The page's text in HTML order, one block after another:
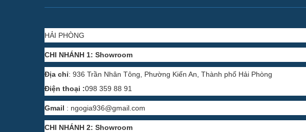
HẢI PHÒNG
CHI NHÁNH 1: Showroom
Địa chỉ: 936 Trần Nhân Tông, Phường Kiến An, Thành phố Hải Phòng
Điện thoại :098 359 88 91
Gmail : ngogia936@gmail.com
CHI NHÁNH 2: Showroom